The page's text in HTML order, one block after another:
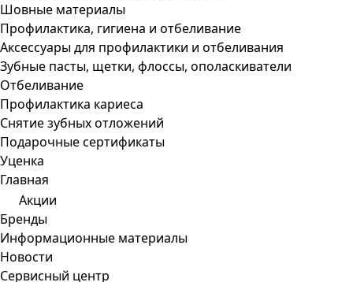
Шовные материалы
Профилактика, гигиена и отбеливание
Аксессуары для профилактики и отбеливания
Зубные пасты, щетки, флоссы, ополаскиватели
Отбеливание
Профилактика кариеса
Снятие зубных отложений
Подарочные сертификаты
Уценка
Главная
Акции
Бренды
Информационные материалы
Новости
Сервисный центр